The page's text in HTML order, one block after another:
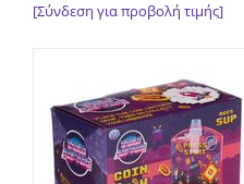
[Σύνδεση για προβολή τιμής]